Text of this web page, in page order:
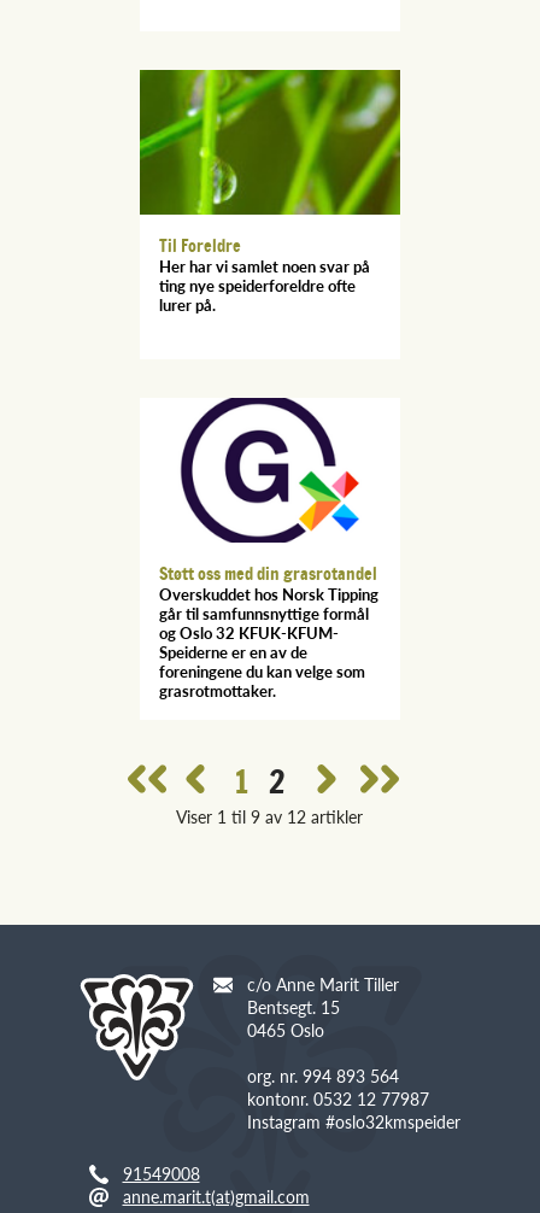
Til Foreldre
Her har vi samlet noen svar på
ting nye speiderforeldre ofte
lurer på.
Støtt oss med din grasrotandel
Overskuddet hos Norsk Tipping
går til samfunnsnyttige formål
og Oslo 32 KFUK-KFUM-
Speiderne er en av de
foreningene du kan velge som
grasrotmottaker.
1 2
Viser 1 til 9 av 12 artikler
c/o Anne Marit Tiller
Bentsegt. 15
0465 Oslo
org. nr. 994 893 564
kontonr. 0532 12 77987
Instagram #oslo32kmspeider
91549008
anne.marit.t(at)gmail.com